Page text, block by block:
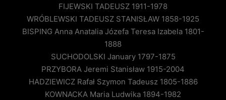
FIJEWSKI TADEUSZ 1911-1978
WRÓBLEWSKI TADEUSZ STANISŁAW 1858-1925
BISPING Anna Anatalia Józefa Teresa Izabela 1801-
1888
SUCHODOLSKI January 1797-1875
PRZYBORA Jeremi Stanisław 1915-2004
HADZIEWICZ Rafał Szymon Tadeusz 1805-1886
KOWNACKA Maria Ludwika 1894-1982